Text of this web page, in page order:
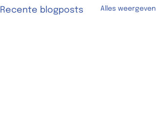
Recente blogposts Alles weergeven